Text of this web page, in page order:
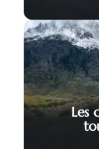
Les